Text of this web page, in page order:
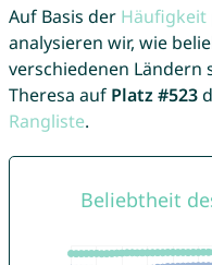
Auf Basis der Häufigkeit
analysieren wir, wie
verschiedenen Ländern
Theresa auf Platz #523
Rangliste.